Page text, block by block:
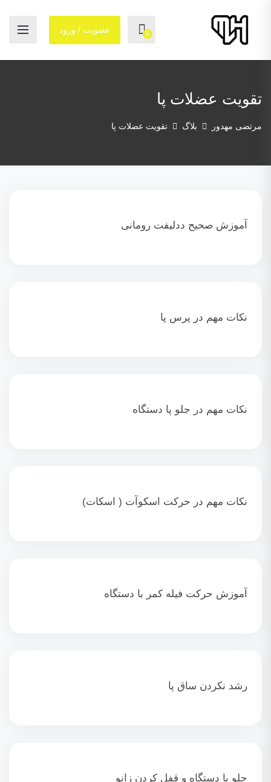
0 عضویت / ورود
تقویت عضلات پا
مرتضی مهدور بلاگ تقویت عضلات پا
آموزش صحیح ددلیفت رومانی
نکات مهم در پرس پا
نکات مهم در جلو پا دستگاه
نکات مهم در حرکت اسکوآت ( اسکات)
آموزش حرکت فیله کمر با دستگاه
رشد نکردن ساق پا
جلو پا دستگاه و قفل کردن زانو